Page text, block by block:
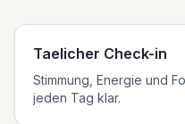
Taelicher Check-in
Stimmung, Energie und
jeden Tag klar.